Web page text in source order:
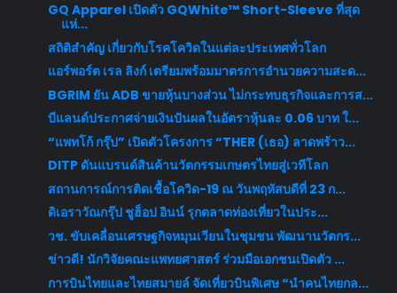
GQ Apparel เปิดตัว GQWhite™ Short-Sleeve ที่สุด
แห่...
สถิติสำคัญ เกี่ยวกับโรคโควิดในแต่ละประเทศทั่วโลก
แอร์พอร์ต เรล ลิงก์ เตรียมพร้อมมาตรการอำนวยความสะด...
BGRIM ยัน ADB ขายหุ้นบางส่วน ไม่กระทบธุรกิจและการส...
บีแลนด์ประกาศจ่ายเงินปันผลในอัตราหุ้นละ 0.06 บาท ใ...
“แพทโก้ กรุ๊ป” เปิดตัวโครงการ “THER (เธอ) ลาดพร้าว...
DITP ดันแบรนด์สินค้านวัตกรรมเกษตรไทยสู่เวทีโลก
สถานการณ์การติดเชื้อโควิด-19 ณ วันพฤหัสบดีที่ 23 ก...
ดิเอราวัณกรุ๊ป ชูฮ็อป อินน์ รุกตลาดท่องเที่ยวในประ...
วช. ขับเคลื่อนเศรษฐกิจหมุนเวียนในชุมชน พัฒนานวัตกร...
ข่าวดี! นักวิจัยคณะแพทยศาสตร์ ร่วมมือเอกชนเปิดตัว ...
การบินไทยและไทยสมายล์ จัดเที่ยวบินพิเศษ “นำคนไทยกล...